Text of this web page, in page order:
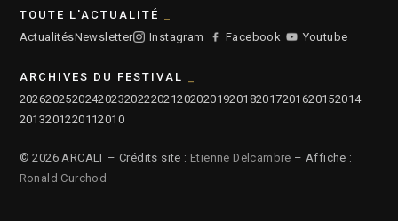
TOUTE L'ACTUALITÉ
ActualitésNewsletter Instagram Facebook Youtube
ARCHIVES DU FESTIVAL
2026202520242023202220212020201920182017201620152014
2013201220112010
© 2026 ARCALT – Crédits site : Etienne Delcambre – Affiche :
Ronald Curchod